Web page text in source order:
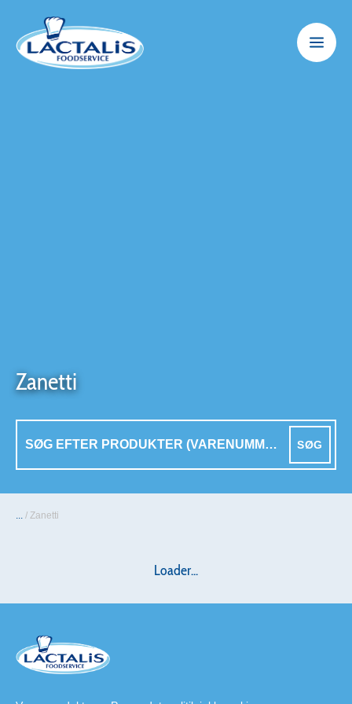
Zanetti
SØG
... / Zanetti
Loader...